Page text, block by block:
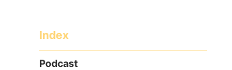
Index
Podcast